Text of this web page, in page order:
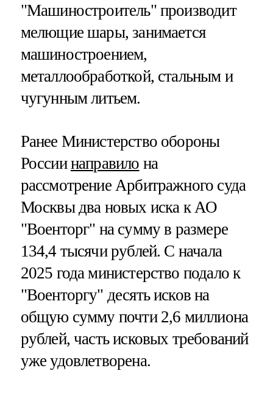
"Машиностроитель" производит
мелющие шары, занимается
машиностроением,
металлообработкой, стальным и
чугунным литьем.
Ранее Министерство обороны
Россиинаправило на
рассмотрение Арбитражного суда
Москвы два новых иска к АО
"Военторг" на сумму в размере
134,4 тысячи рублей. С начала
2025 года министерство подало к
"Военторгу" десять исков на
общую сумму почти 2,6 миллиона
рублей, часть исковых требований
уже удовлетворена.